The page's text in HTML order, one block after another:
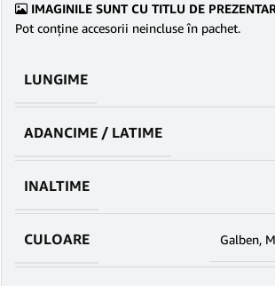
IMAGINILE SUNT CU TITLU DE
Pot conține accesorii neincluse în pachet.
LUNGIME
ADANCIME / LATIME
INALTIME
CULOARE Galben,